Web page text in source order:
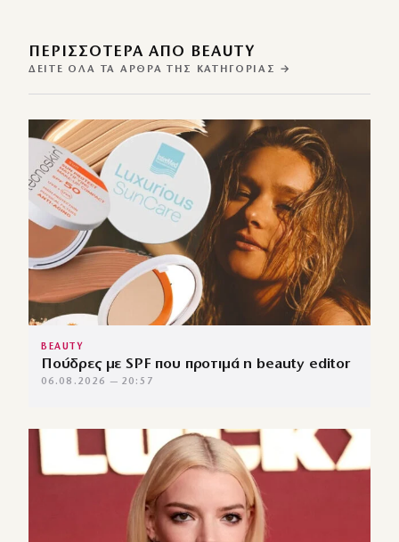
ΠΕΡΙΣΣΌΤΕΡΑ ΑΠΌ BEAUTY
ΔΕΊΤΕ ΌΛΑ ΤΑ ΆΡΘΡΑ ΤΗΣ ΚΑΤΗΓΟΡΊΑΣ →
BEAUTY
Πούδρες με SPF που προτιμά η beauty editor
06.08.2026 — 20:57